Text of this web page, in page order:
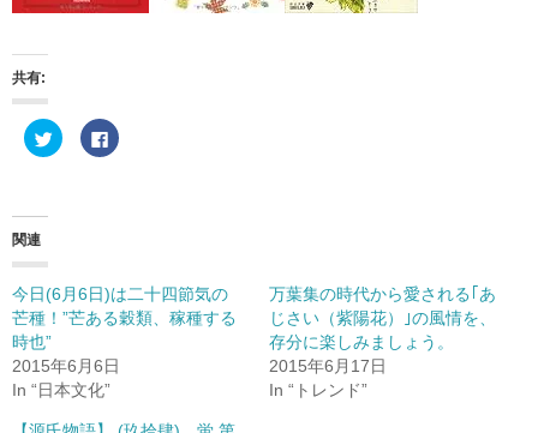
共有:
ク
リ
e
r
で
(
新
し
ウ
F
a
す
る
に
リ
ッ
て
関連
今日(6月6日)は二十四節気の
芒種！”芒ある穀類、稼種する
時也”
2015年6月6日
In “日本文化”
万葉集の時代から愛される｢あ
じさい（紫陽花）｣の風情を、
存分に楽しみましょう。
2015年6月17日
In “トレンド”